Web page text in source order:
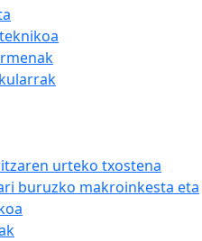
urteko txostena
buruzko makroinkesta eta